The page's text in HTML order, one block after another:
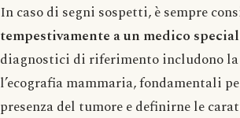
In caso di segni sospetti, è sempre
tempestivamente a un medico
diagnostici di riferimento includono
l’ecografia mammaria, fondamentali
presenza del tumore e definirne le